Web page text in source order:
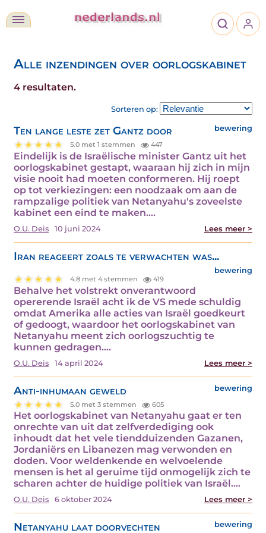
Alle inzendingen over oorlogskabinet
4 resultaten.
Sorteren op:
Ten lange leste zet Gantz door bewering
5.0 met 1 stemmen 447
Eindelijk is de Israëlische minister Gantz uit het
oorlogskabinet gestapt, waaraan hij zich in mijn
visie nooit had moeten conformeren. Hij roept
op tot verkiezingen: een noodzaak om aan de
rampzalige politiek van Netanyahu's zoveelste
kabinet een eind te maken.…
O.U. Deis 10 juni 2024 Lees meer >
Iran reageert zoals te verwachten was...
bewering
4.8 met 4 stemmen 419
Behalve het volstrekt onverantwoord
opererende Israël acht ik de VS mede schuldig
omdat Amerika alle acties van Israël goedkeurt
of gedoogt, waardoor het oorlogskabinet van
Netanyahu meent zich oorlogszuchtig te
kunnen gedragen.…
O.U. Deis 14 april 2024 Lees meer >
Anti-inhumaan geweld bewering
5.0 met 3 stemmen 605
Het oorlogskabinet van Netanyahu gaat er ten
onrechte van uit dat zelfverdediging ook
inhoudt dat het vele tiendduizenden Gazanen,
Jordaniërs en Libanezen mag verwonden en
doden. Voor weldenkende en welvoelende
mensen is het al geruime tijd onmogelijk zich te
scharen achter de huidige politiek van Israël.…
O.U. Deis 6 oktober 2024 Lees meer >
Netanyahu laat doorvechten bewering